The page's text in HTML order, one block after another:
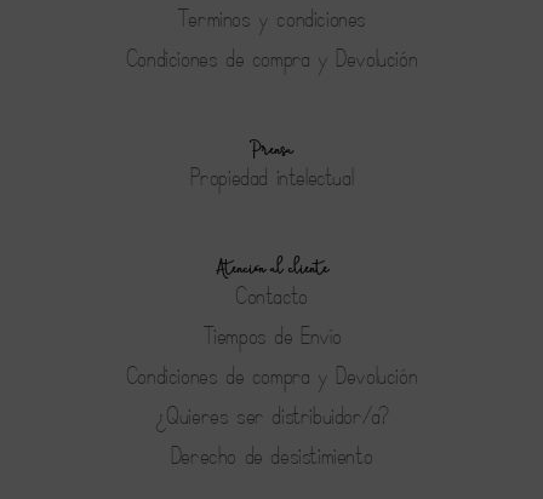
Terminos y condiciones
Condiciones de compra y Devolución
Prensa
Propiedad intelectual
Atención al cliente
Contacto
Tiempos de Envío
Condiciones de compra y Devolución
¿Quieres ser distribuidor/a?
Derecho de desistimiento